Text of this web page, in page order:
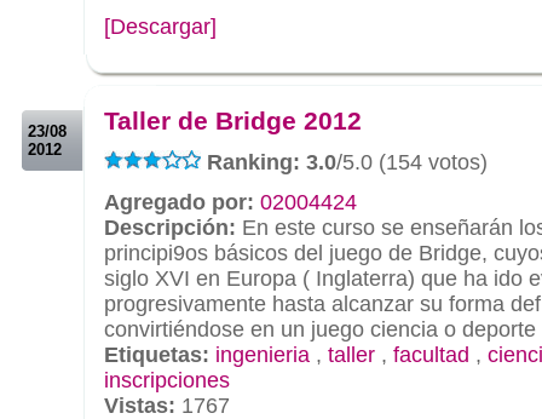
[Descargar]
23/08
2012
Taller de Bridge 2012
Ranking: 3.0/5.0 (154 votos)
Agregado por: 02004424
Descripción: En este curso se enseñarán
principi9os básicos del juego de Bridge,
siglo XVI en Europa ( Inglaterra) que ha ido
progresivamente hasta alcanzar su forma
convirtiéndose en un juego ciencia o deporte
Etiquetas: ingenieria , taller , facultad ,
inscripciones
Vistas: 1767